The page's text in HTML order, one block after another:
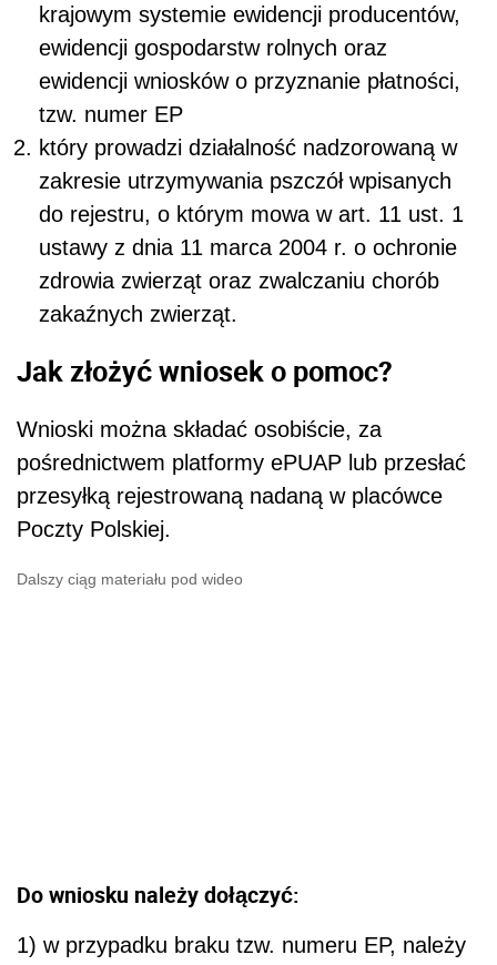
krajowym systemie ewidencji producentów,
ewidencji gospodarstw rolnych oraz
ewidencji wniosków o przyznanie płatności,
tzw. numer EP
który prowadzi działalność nadzorowaną w
zakresie utrzymywania pszczół wpisanych
do rejestru, o którym mowa w art. 11 ust. 1
ustawy z dnia 11 marca 2004 r. o ochronie
zdrowia zwierząt oraz zwalczaniu chorób
zakaźnych zwierząt.
Jak złożyć wniosek o pomoc?
Wnioski można składać osobiście, za
pośrednictwem platformy ePUAP lub przesłać
przesyłką rejestrowaną nadaną w placówce
Poczty Polskiej.
Dalszy ciąg materiału pod wideo
Do wniosku należy dołączyć:
1) w przypadku braku tzw. numeru EP, należy